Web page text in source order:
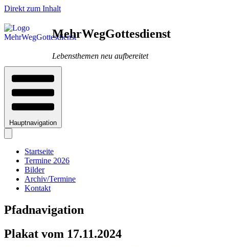
Direkt zum Inhalt
MehrWegGottesdienst
Lebensthemen neu aufbereitet
Hauptnavigation
Startseite
Termine 2026
Bilder
Archiv/Termine
Kontakt
Pfadnavigation
Plakat vom 17.11.2024